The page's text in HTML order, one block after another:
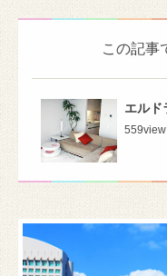
この記事
エルド
559view